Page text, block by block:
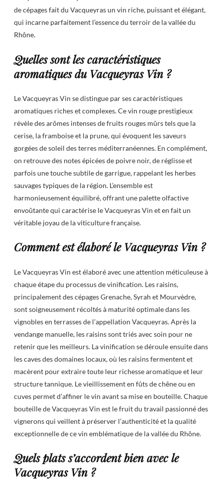
de cépages fait du Vacqueyras un vin riche, puissant et élégant,
qui incarne parfaitement l’essence du terroir de la vallée du
Rhône.
Quelles sont les caractéristiques
aromatiques du Vacqueyras Vin ?
Le Vacqueyras Vin se distingue par ses caractéristiques
aromatiques riches et complexes. Ce vin rouge prestigieux
révèle des arômes intenses de fruits rouges mûrs tels que la
cerise, la framboise et la prune, qui évoquent les saveurs
gorgées de soleil des terres méditerranéennes. En complément,
on retrouve des notes épicées de poivre noir, de réglisse et
parfois une touche subtile de garrigue, rappelant les herbes
sauvages typiques de la région. L’ensemble est
harmonieusement équilibré, offrant une palette olfactive
envoûtante qui caractérise le Vacqueyras Vin et en fait un
véritable joyau de la viticulture française.
Comment est élaboré le Vacqueyras Vin ?
Le Vacqueyras Vin est élaboré avec une attention méticuleuse à
chaque étape du processus de vinification. Les raisins,
principalement des cépages Grenache, Syrah et Mourvèdre,
sont soigneusement récoltés à maturité optimale dans les
vignobles en terrasses de l’appellation Vacqueyras. Après la
vendange manuelle, les raisins sont triés avec soin pour ne
retenir que les meilleurs. La vinification se déroule ensuite dans
les caves des domaines locaux, où les raisins fermentent et
macèrent pour extraire toute leur richesse aromatique et leur
structure tannique. Le vieillissement en fûts de chêne ou en
cuves permet d’affiner le vin avant sa mise en bouteille. Chaque
bouteille de Vacqueyras Vin est le fruit du travail passionné des
vignerons qui veillent à préserver l’authenticité et la qualité
exceptionnelle de ce vin emblématique de la vallée du Rhône.
Quels plats s’accordent bien avec le
Vacqueyras Vin ?